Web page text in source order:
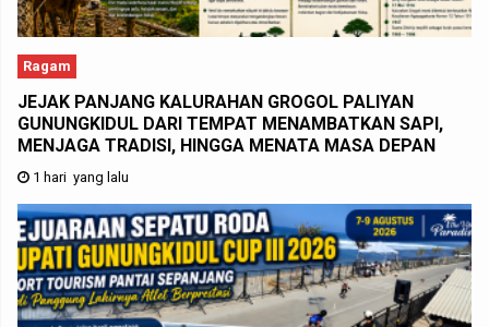
Ragam
JEJAK PANJANG KALURAHAN GROGOL PALIYAN
GUNUNGKIDUL DARI TEMPAT MENAMBATKAN SAPI,
MENJAGA TRADISI, HINGGA MENATA MASA DEPAN
1 hari yang lalu